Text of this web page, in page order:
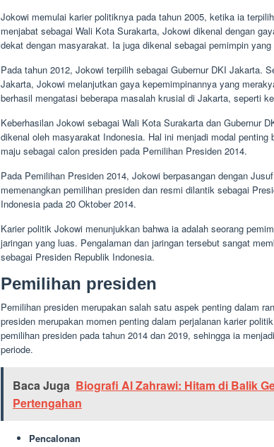
Jokowi memulai karier politiknya pada tahun 2005, ketika ia
menjabat sebagai Wali Kota Surakarta, Jokowi dikenal dengan
dekat dengan masyarakat. Ia juga dikenal sebagai pemimpin
Pada tahun 2012, Jokowi terpilih sebagai Gubernur DKI Jakarta.
Jakarta, Jokowi melanjutkan gaya kepemimpinannya yang
berhasil mengatasi beberapa masalah krusial di Jakarta, seperti
Keberhasilan Jokowi sebagai Wali Kota Surakarta dan Gubernur
dikenal oleh masyarakat Indonesia. Hal ini menjadi modal
maju sebagai calon presiden pada Pemilihan Presiden 2014.
Pada Pemilihan Presiden 2014, Jokowi berpasangan dengan
memenangkan pemilihan presiden dan resmi dilantik sebagai
Indonesia pada 20 Oktober 2014.
Karier politik Jokowi menunjukkan bahwa ia adalah seorang
jaringan yang luas. Pengalaman dan jaringan tersebut sangat
sebagai Presiden Republik Indonesia.
Pemilihan presiden
Pemilihan presiden merupakan salah satu aspek penting dalam
presiden merupakan momen penting dalam perjalanan karier
pemilihan presiden pada tahun 2014 dan 2019, sehingga ia
periode.
Baca Juga Biografi Al Zahrawi: Hitam di Balik
Pertengahan
Pencalonan